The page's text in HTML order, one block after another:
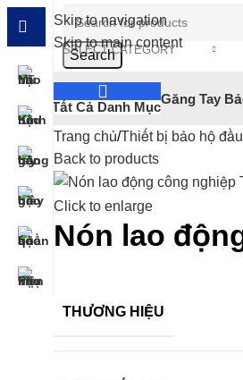
Skip to navigation
Skip to main content
SELECT CATEGORY
Search
Tất Cả Danh Mục
Găng Tay
Trang chủ Thiết bị bảo hộ đầu
Back to products
Click to enlarge
Nón lao
THƯƠNG HIỆU